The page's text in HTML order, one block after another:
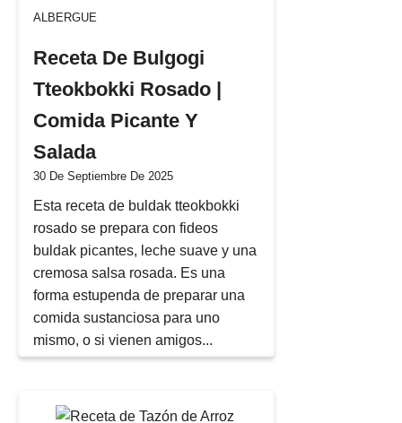
ALBERGUE
Receta De Bulgogi
Tteokbokki Rosado |
Comida Picante Y
Salada
30 De Septiembre De 2025
Esta receta de buldak tteokbokki
rosado se prepara con fideos
buldak picantes, leche suave y una
cremosa salsa rosada. Es una
forma estupenda de preparar una
comida sustanciosa para uno
mismo, o si vienen amigos...